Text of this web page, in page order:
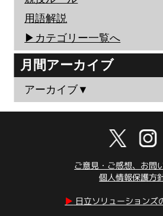
用語解説
▶︎カテゴリー一覧へ
月間アーカイブ
アーカイブ▼
ご意見・ご感想、お問
個人情報保護方
▶︎ 日立ソリューションズ